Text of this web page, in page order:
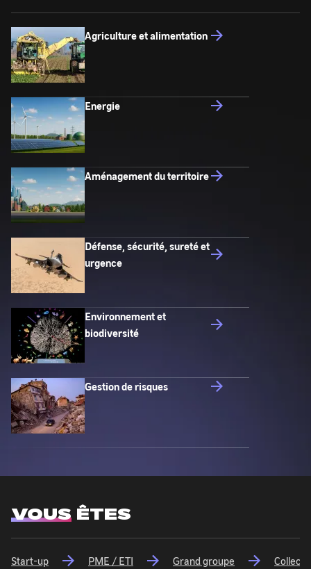
Agriculture et alimentation
Energie
Aménagement du territoire
Défense, sécurité, sureté et
urgence
Environnement et
biodiversité
Gestion de risques
VOUS ÊTES
Start-up PME / ETI Grand groupe